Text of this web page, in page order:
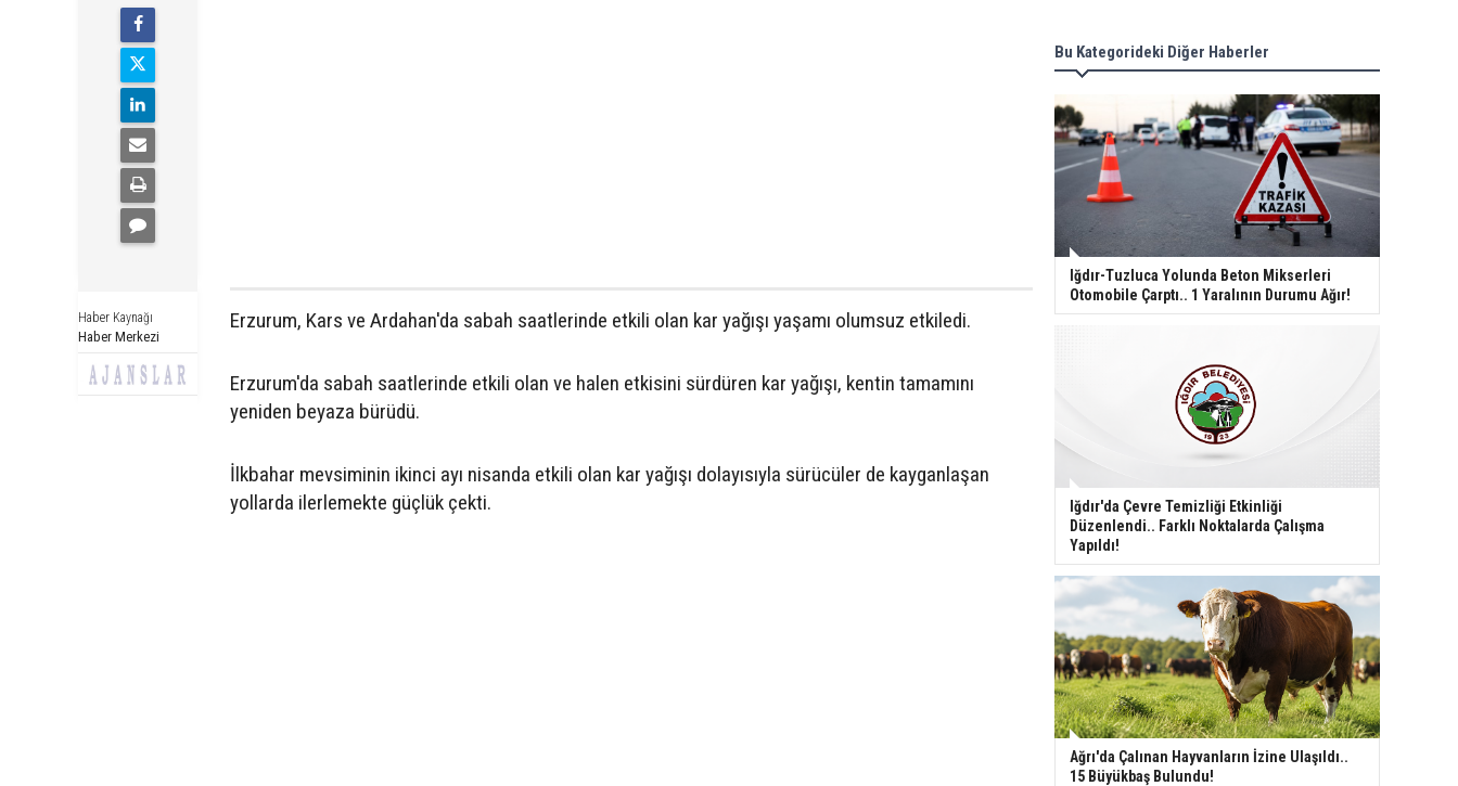
Haber Kaynağı
Haber Merkezi
Erzurum, Kars ve Ardahan'da sabah saatlerinde etkili olan kar yağışı yaşamı olumsuz etkiledi.
Erzurum'da sabah saatlerinde etkili olan ve halen etkisini sürdüren kar yağışı, kentin tamamını
yeniden beyaza bürüdü.
İlkbahar mevsiminin ikinci ayı nisanda etkili olan kar yağışı dolayısıyla sürücüler de kayganlaşan
yollarda ilerlemekte güçlük çekti.
Bu Kategorideki Diğer Haberler
Iğdır-Tuzluca Yolunda Beton Mikserleri
Otomobile Çarptı.. 1 Yaralının Durumu Ağır!
Iğdır'da Çevre Temizliği Etkinliği
Düzenlendi.. Farklı Noktalarda Çalışma
Yapıldı!
Ağrı'da Çalınan Hayvanların İzine Ulaşıldı..
15 Büyükbaş Bulundu!